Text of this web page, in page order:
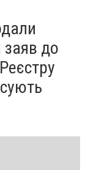
заяв до